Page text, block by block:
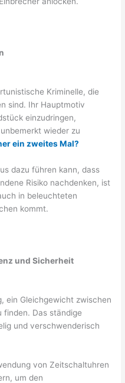
Kriminelle, die
sind. Ihr Hauptmotiv
einzudringen,
wieder zu
ein zweites Mal?
dazu führen kann, dass
Risiko nachdenken, ist
in beleuchteten
kommt.
und Sicherheit
ein Gleichgewicht zwischen
finden. Das ständige
und verschwenderisch
von Zeitschaltuhren
um den